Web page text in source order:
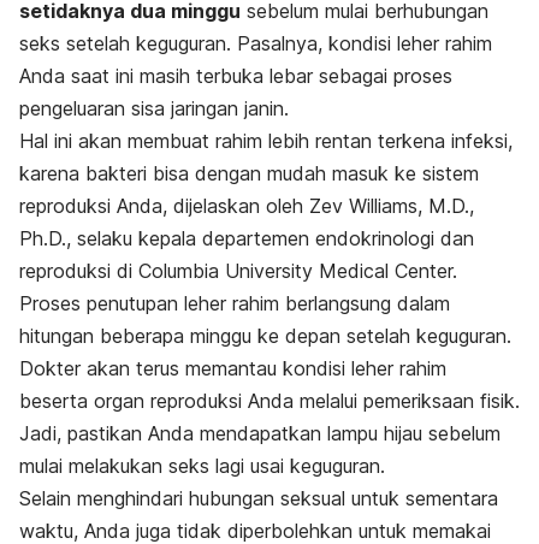
setidaknya dua minggu sebelum mulai berhubungan
seks setelah keguguran. Pasalnya, kondisi leher rahim
Anda saat ini masih terbuka lebar sebagai proses
pengeluaran sisa jaringan janin.
Hal ini akan membuat rahim lebih rentan terkena infeksi,
karena bakteri bisa dengan mudah masuk ke sistem
reproduksi Anda, dijelaskan oleh Zev Williams, M.D.,
Ph.D., selaku kepala departemen endokrinologi dan
reproduksi di Columbia University Medical Center.
Proses penutupan leher rahim berlangsung dalam
hitungan beberapa minggu ke depan setelah keguguran.
Dokter akan terus memantau kondisi leher rahim
beserta organ reproduksi Anda melalui pemeriksaan fisik.
Jadi, pastikan Anda mendapatkan lampu hijau sebelum
mulai melakukan seks lagi usai keguguran.
Selain menghindari hubungan seksual untuk sementara
waktu, Anda juga tidak diperbolehkan untuk memakai